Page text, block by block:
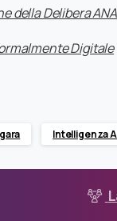
della Delibera
Digitale
Intelligenza